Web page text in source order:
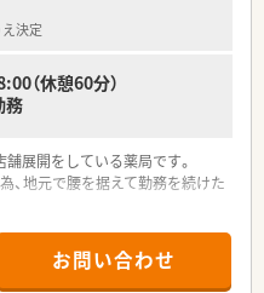
決定
（休憩60分）
務
展開をしている薬局です。
地元で腰を据えて勤務を続けた
お問い合わせ